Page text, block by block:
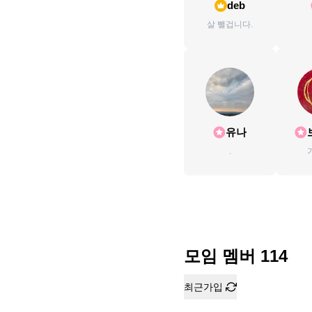
deb
살 뺄겁니다.
유나
.
모임 멤버 114
최근가입